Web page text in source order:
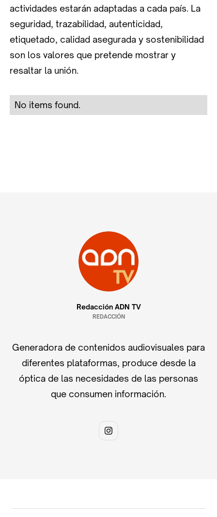
actividades estarán adaptadas a cada país. La
seguridad, trazabilidad, autenticidad,
etiquetado, calidad asegurada y sostenibilidad
son los valores que pretende mostrar y
resaltar la unión.
No items found.
Redacción ADN TV
REDACCIÓN
Generadora de contenidos audiovisuales para
diferentes plataformas, produce desde la
óptica de las necesidades de las personas
que consumen información.